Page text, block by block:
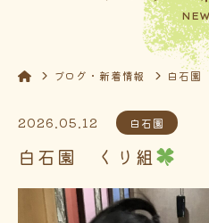
ブログ・新着情報 白石園
2026.05.12 白石園
白石園 くり組